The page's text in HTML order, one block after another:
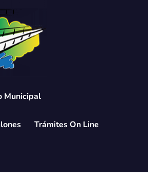
Municipal
Trámites On Line